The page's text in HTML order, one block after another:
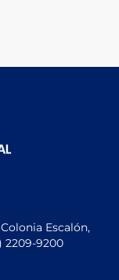
Escalón,
2209-9200